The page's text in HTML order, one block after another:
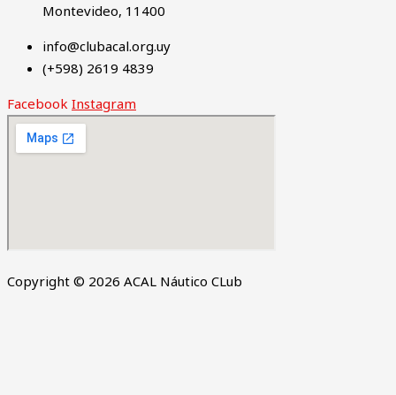
Montevideo, 11400
info@clubacal.org.uy
(+598) 2619 4839
Facebook Instagram
Copyright © 2026 ACAL Náutico CLub